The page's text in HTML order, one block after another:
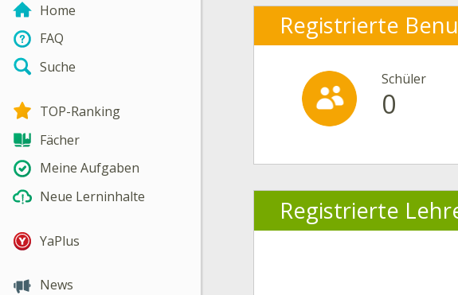
Home
FAQ
Suche
TOP-Ranking
Fächer
Meine Aufgaben
Neue Lerninhalte
YaPlus
News
Registrierte
Schüler
0
Registrierte